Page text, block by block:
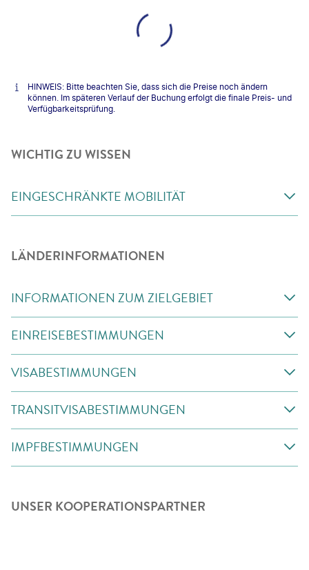
HINWEIS: Bitte beachten Sie, dass sich die Preise noch ändern
können. Im späteren Verlauf der Buchung erfolgt die finale Preis- und
Verfügbarkeitsprüfung.
WICHTIG ZU WISSEN
EINGESCHRÄNKTE MOBILITÄT
LÄNDERINFORMATIONEN
INFORMATIONEN ZUM ZIELGEBIET
EINREISEBESTIMMUNGEN
VISABESTIMMUNGEN
TRANSITVISABESTIMMUNGEN
IMPFBESTIMMUNGEN
UNSER KOOPERATIONSPARTNER